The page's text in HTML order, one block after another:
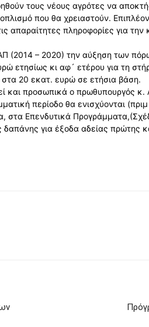
τους νέους αγρότες να
που θα χρειαστούν.
απαραίτητες πληροφορίες για την
(2014 – 2020) την αύξηση των
ετησίως κι αφ´ ετέρου για τη
20 εκατ. ευρώ σε ετήσια βάση.
και προσωπικά ο πρωθυπουργός κ.
περίοδο θα ενισχύονται
Επενδυτικά
δαπάνης για έξοδα αδείας πρώτης